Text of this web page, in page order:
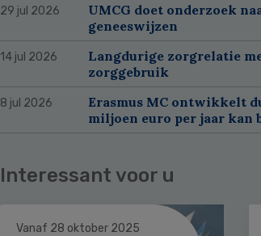
29 jul 2026
UMCG doet onderzoek
geneeswijzen
14 jul 2026
Langdurige zorgrelatie
zorggebruik
8 jul 2026
Erasmus MC ontwikkelt
miljoen euro per jaar kan
Interessant voor u
Vanaf 28 oktober 2025